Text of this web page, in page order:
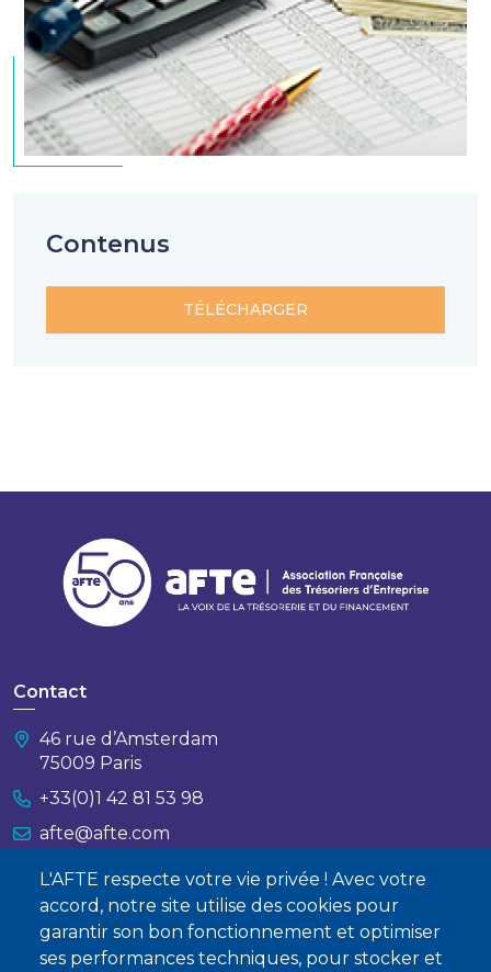
L'AFTE respecte votre vie privée ! Avec votre
accord, notre site utilise des cookies pour
garantir son bon fonctionnement et optimiser
ses performances techniques, pour stocker et
Contenus
Contact
46 rue d’Amsterdam
75009 Paris
+33(0)1 42 81 53 98
afte@afte.com
Nous contacter
À propos